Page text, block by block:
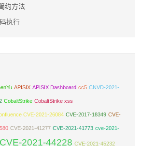
约方法
执行
APISIX APISIX Dashboard cc5 CNVD-2021-
CobaltStrike CobaltStrike xss
CVE-2021-26084 CVE-2017-18349 CVE-
CVE-2021-41277 CVE-2021-41773 cve-2021-
CVE-2021-44228 CVE-2021-45232